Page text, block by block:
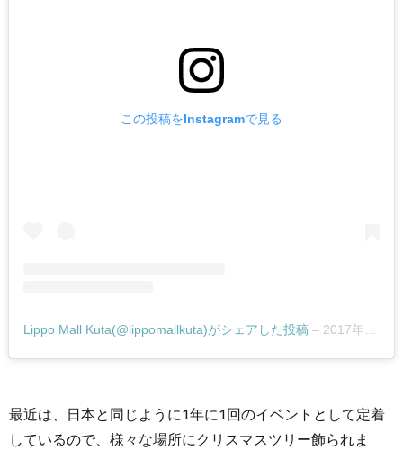
この投稿をInstagramで見る
Lippo Mall Kuta(@lippomallkuta)がシェアした投稿 – 2017年12月月23日午前3時59分PST
最近は、日本と同じように1年に1回のイベントとして定着
しているので、様々な場所にクリスマスツリー飾られま